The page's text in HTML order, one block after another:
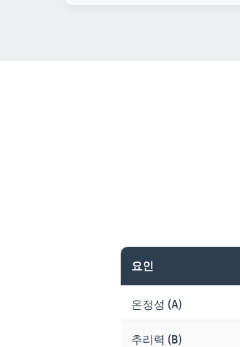
요인
온정성 (A)
추리력 (B)